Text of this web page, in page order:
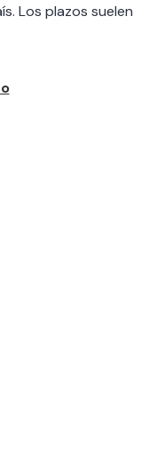
Los plazos suelen